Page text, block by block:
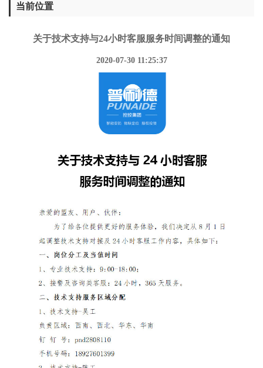
当前位置
关于技术支持与24小时客服服务时间调整的通知
2020-07-30 11:25:37